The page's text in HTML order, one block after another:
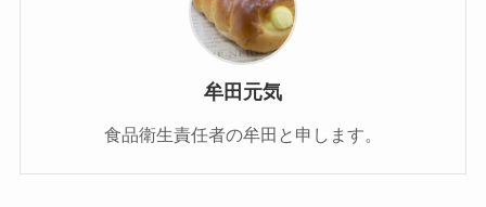
牟田元気
食品衛生責任者の牟田と申します。